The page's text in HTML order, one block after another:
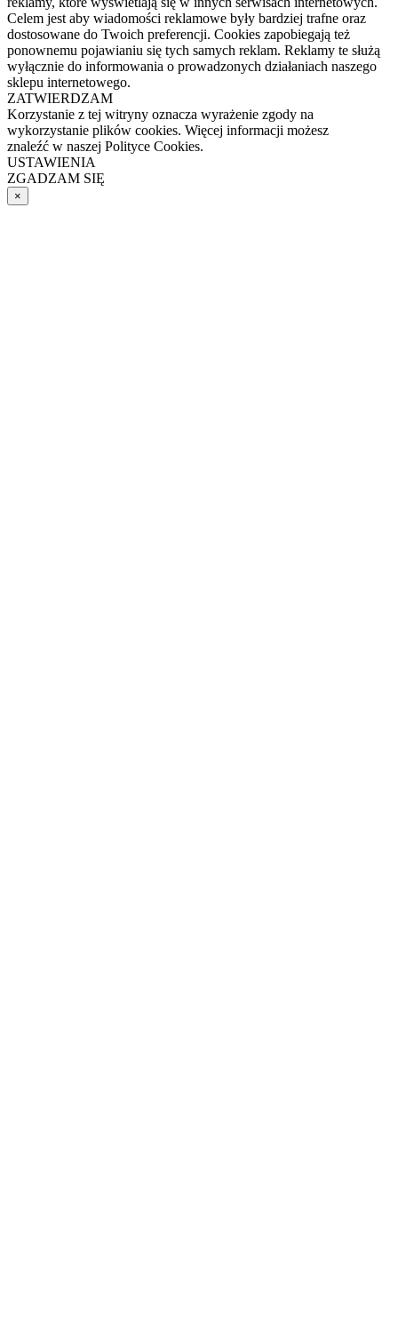
Celem jest aby wiadomości reklamowe były bardziej trafne oraz
dostosowane do Twoich preferencji. Cookies zapobiegają też
ponownemu pojawianiu się tych samych reklam. Reklamy te służą
wyłącznie do informowania o prowadzonych działaniach naszego
sklepu internetowego.
ZATWIERDZAM
Korzystanie z tej witryny oznacza wyrażenie zgody na
wykorzystanie plików cookies. Więcej informacji możesz
znaleźć w naszej Polityce Cookies.
USTAWIENIA
ZGADZAM SIĘ
×